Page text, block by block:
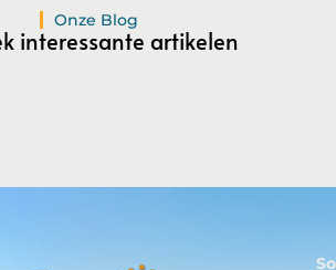
Onze Blog
interessante artikelen